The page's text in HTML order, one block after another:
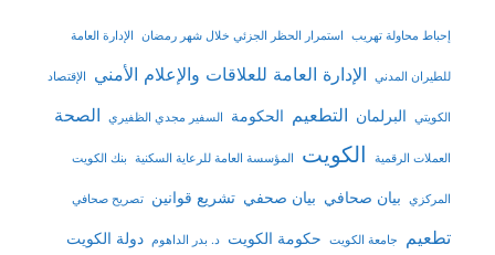
إحباط محاولة تهريب استمرار الحظر الجزئي خلال شهر رمضان الإدارة العامة
للطيران المدني الإدارة العامة للعلاقات والإعلام الأمني الإقتصاد
الكويتي البرلمان التطعيم الحكومة السفير مجدي الظفيري الصحة
العملات الرقمية الكويت المؤسسة العامة للرعاية السكنية بنك الكويت
المركزي بيان صحافي بيان صحفي تشريع قوانين تصريح صحافي
تطعيم جامعة الكويت حكومة الكويت د. بدر الداهوم دولة الكويت